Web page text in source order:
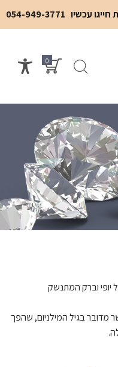
חייגו עכשיו 054-949-3771
0
יופי וברק המתנשק
מדובר בגיל המילניום, שהפך